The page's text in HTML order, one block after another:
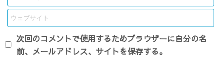
次回のコメントで使用するためブラウザーに自分の名
前、メールアドレス、サイトを保存する。